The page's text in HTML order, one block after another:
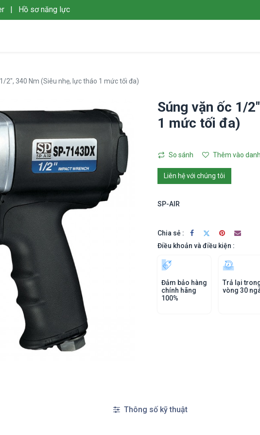
| Hồ sơ năng lực
2", 340 Nm (Siêu nhẹ, lực tháo 1 mức tối đa)
Súng vặn ốc 1/
1 mức tối đa)
So sánh Thêm vào
Liên hệ với chúng tôi
SP-AIR
Chia sẻ :
Điều khoản và điều kiện :
Đảm bảo hàng
chính hãng
100%
Trả lại
vòng 30
Thông số kỹ thuật